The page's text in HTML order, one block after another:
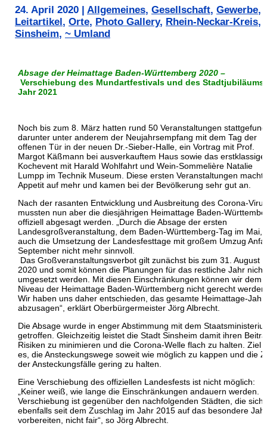
24. April 2020 Allgemeines, Gesellschaft, Gewerbe,
Leitartikel , Orte, Photo Gallery, Rhein-Neckar-Kreis,
Sinsheim, ~ Umland
Absage der Heimattage Baden-Württemberg 2020 –
Verschiebung des Mundartfestivals und des Stadtjubiläums
Jahr 2021
Noch bis zum 8. März hatten rund 50 Veranstaltungen
darunter unter anderem der Neujahrsempfang mit dem Tag der
offenen Tür in der neuen Dr.-Sieber-Halle, ein Vortrag mit Prof.
Margot Käßmann bei ausverkauftem Haus sowie das erstklassige
Kochevent mit Harald Wohlfahrt und Wein-Sommelière Natalie
Lumpp im Technik Museum. Diese ersten Veranstaltungen
Appetit auf mehr und kamen bei der Bevölkerung sehr gut an.
Nach der rasanten Entwicklung und Ausbreitung des Corona-Virus
mussten nun aber die diesjährigen Heimattage Baden-
offiziell abgesagt werden. „Durch die Absage der ersten
Landesgroßveranstaltung, dem Baden-Württemberg-Tag im Mai,
auch die Umsetzung der Landesfesttage mit großem Umzug
September nicht mehr sinnvoll.
Das Großveranstaltungsverbot gilt zunächst bis zum 31. August
2020 und somit können die Planungen für das restliche Jahr nicht
umgesetzt werden. Mit diesen Einschränkungen können wir dem
Niveau der Heimattage Baden-Württemberg nicht gerecht
Wir haben uns daher entschieden, das gesamte Heimattage-Jahr
abzusagen“, erklärt Oberbürgermeister Jörg Albrecht.
Die Absage wurde in enger Abstimmung mit dem
getroffen. Gleichzeitig leistet die Stadt Sinsheim damit ihren
Risiken zu minimieren und die Corona-Welle flach zu halten. Ziel
es, die Ansteckungswege soweit wie möglich zu kappen und die
der Ansteckungsfälle gering zu halten.
Eine Verschiebung des offiziellen Landesfests ist nicht möglich:
„Keiner weiß, wie lange die Einschränkungen andauern werden.
Verschiebung ist gegenüber den nachfolgenden Städten, die sich
ebenfalls seit dem Zuschlag im Jahr 2015 auf das besondere Jahr
vorbereiten, nicht fair“, so Jörg Albrecht.